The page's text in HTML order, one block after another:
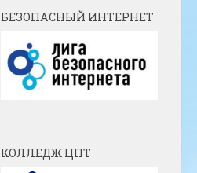
БЕЗОПАСНЫЙ ИНТЕРНЕТ
КОЛЛЕДЖ ЦПТ